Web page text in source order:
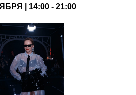
| 14:00 - 21:00